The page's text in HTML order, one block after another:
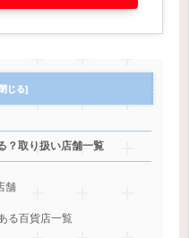
？取り扱い店舗一覧
舗
る百貨店一覧